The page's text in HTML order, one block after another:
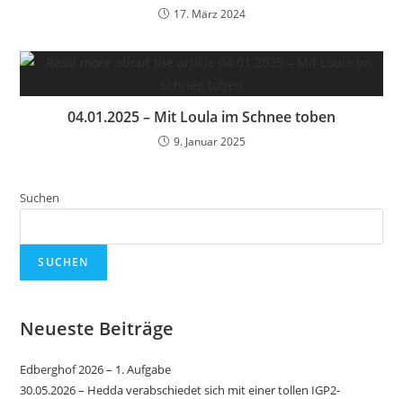
17. März 2024
04.01.2025 – Mit Loula im Schnee toben
9. Januar 2025
Suchen
SUCHEN
Neueste Beiträge
Edberghof 2026 – 1. Aufgabe
30.05.2026 – Hedda verabschiedet sich mit einer tollen IGP2-